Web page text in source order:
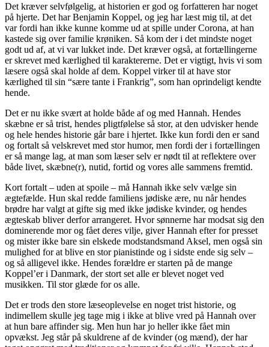
Det kræver selvfølgelig, at historien er god og forfatteren har noget
på hjerte. Det har Benjamin Koppel, og jeg har læst mig til, at det
var fordi han ikke kunne komme ud at spille under Corona, at han
kastede sig over familie krøniken. Så kom der i det mindste noget
godt ud af, at vi var lukket inde. Det kræver også, at fortællingerne
er skrevet med kærlighed til karaktererne. Det er vigtigt, hvis vi som
læsere også skal holde af dem. Koppel virker til at have stor
kærlighed til sin “sære tante i Frankrig”, som han oprindeligt kendte
hende.
Det er nu ikke svært at holde både af og med Hannah. Hendes
skæbne er så trist, hendes pligtfølelse så stor, at den udvisker hende
og hele hendes historie går bare i hjertet. Ikke kun fordi den er sand
og fortalt så velskrevet med stor humor, men fordi der i fortællingen
er så mange lag, at man som læser selv er nødt til at reflektere over
både livet, skæbne(r), nutid, fortid og vores alle sammens fremtid.
Kort fortalt – uden at spoile – må Hannah ikke selv vælge sin
ægtefælde. Hun skal redde familiens jødiske ære, nu når hendes
brødre har valgt at gifte sig med ikke jødiske kvinder, og hendes
ægteskab bliver derfor arrangeret. Hvor sønnerne har modsat sig den
dominerende mor og fået deres vilje, giver Hannah efter for presset
og mister ikke bare sin elskede modstandsmand Aksel, men også sin
mulighed for at blive en stor pianistinde og i sidste ende sig selv –
og så alligevel ikke. Hendes forældre er starten på de mange
Koppel’er i Danmark, der stort set alle er blevet noget ved
musikken. Til stor glæde for os alle.
Det er trods den store læseoplevelse en noget trist historie, og
indimellem skulle jeg tage mig i ikke at blive vred på Hannah over
at hun bare affinder sig. Men hun har jo heller ikke fået min
opvækst. Jeg står på skuldrene af de kvinder (og mænd), der har